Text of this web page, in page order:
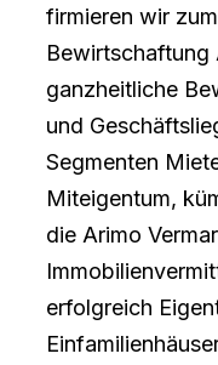
firmieren wir
Bewirtschaftung
ganzheitliche
und
Segmenten
Miteigentum,
die Arimo
erfolgreich